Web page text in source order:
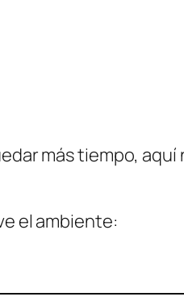
más tiempo, aquí
el ambiente: